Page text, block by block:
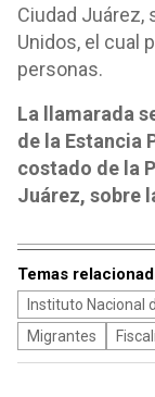
Ciudad Juárez,
Unidos, el cual
personas.
La llamarada
de la Estancia
costado de la
Juárez, sobre
Temas
Instituto Nacional
Migrantes